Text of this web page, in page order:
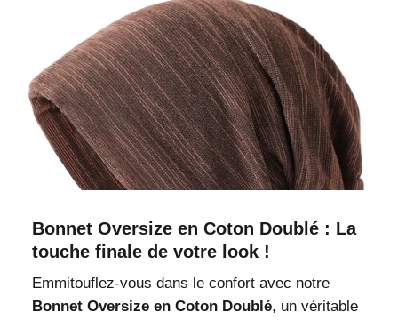
Bonnet Oversize en Coton Doublé : La
touche finale de votre look !
Emmitouflez-vous dans le confort avec notre
Bonnet Oversize en Coton Doublé, un véritable